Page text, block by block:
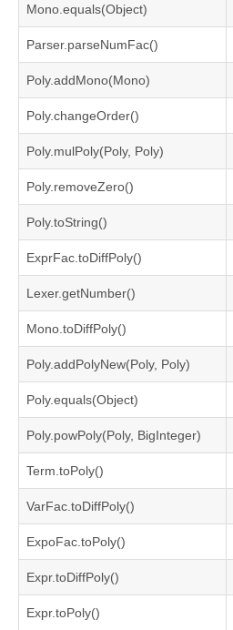
Mono.equals(Object)
Parser.parseNumFac()
Poly.addMono(Mono)
Poly.changeOrder()
Poly.mulPoly(Poly, Poly)
Poly.removeZero()
Poly.toString()
ExprFac.toDiffPoly()
Lexer.getNumber()
Mono.toDiffPoly()
Poly.addPolyNew(Poly, Poly)
Poly.equals(Object)
Poly.powPoly(Poly, BigInteger)
Term.toPoly()
VarFac.toDiffPoly()
ExpoFac.toPoly()
Expr.toDiffPoly()
Expr.toPoly()